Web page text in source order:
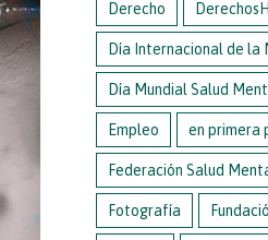
Derecho
Día Internacional de la
Día Mundial Salud
Empleo en primera
Federación Salud
Fotografía